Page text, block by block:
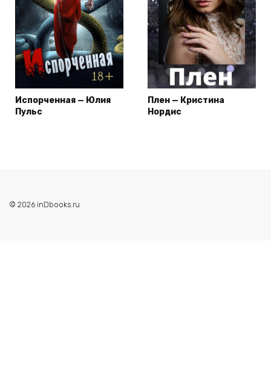
Испорченная — Юлия
Пульс
Плен — Кристина
Нордис
© 2026 inDbooks.ru